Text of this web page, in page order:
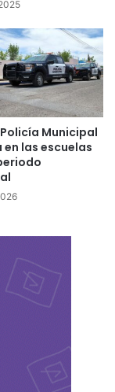
Municipal
las escuelas